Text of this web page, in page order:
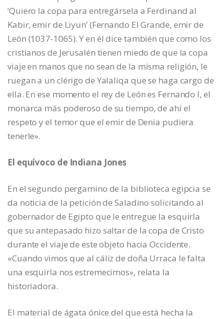
‘Quiero la copa para entregársela a Ferdinand al
Kabir, emir de Liyun’ (Fernando El Grande, emir de
León (1037-1065). Y en él dice también que como los
cristianos de Jerusalén tienen miedo de que la copa
viaje en manos que no sean de la misma religión, le
ruegan a un clérigo de Yalaliqa que se haga cargo de
ella. En ese momento el rey de León es Fernando I, el
monarca más poderoso de su tiempo, de ahí el
respeto y el temor que el emir de Denia pudiera
tenerle».
El equívoco de Indiana Jones
En el segundo pergamino de la biblioteca egipcia se
da noticia de la petición de Saladino solicitando al
gobernador de Egipto que le entregue la esquirla
que su antepasado hizo saltar de la copa de Cristo
durante el viaje de este objeto hacia Occidente.
«Cuando vimos que al cáliz de doña Urraca le falta
una esquirla nos estremecimos», relata la
historiadora.
El material de ágata ónice del que está hecha la